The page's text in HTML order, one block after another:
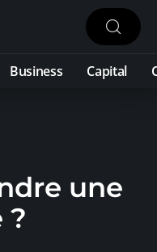
Business Capital
une
?